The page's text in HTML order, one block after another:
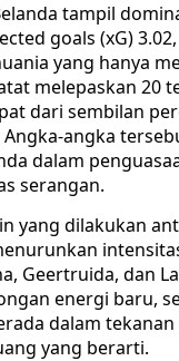
tampil
goals (xG)
yang hanya
melepaskan 20
dari sembilan
angka
dalam
serangan.
yang dilakukan
Geertruida, dan
energi baru,
dalam
yang berarti.